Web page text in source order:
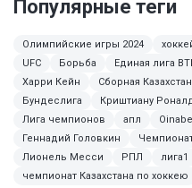
Популярные теги
Олимпийские игры 2024
UFC
Борьба Единая лига
Харри Кейн
Сборная
Бундеслига
Криштиану
Лига чемпионов
апл
Геннадий Головкин
Лионель Месси
РПЛ лига1
чемпионат Казахстана по хоккею